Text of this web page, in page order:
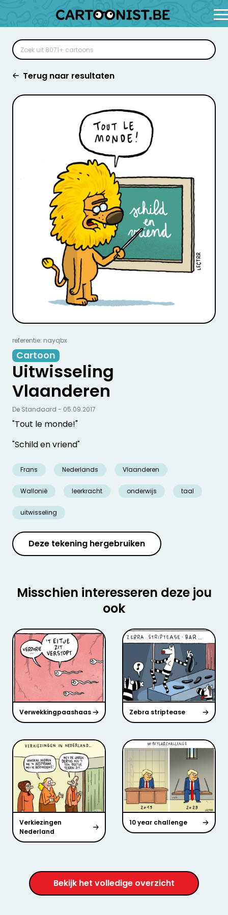
Terug naar resultaten
referentie: nayqbx
Cartoon
Uitwisseling
Vlaanderen
"Tout le monde!"
"Schild en vriend"
Frans Nederlands Vlaanderen
Wallonië leerkracht onderwijs taal
uitwisseling
De Standaard - 05.09.2017
Deze tekening hergebruiken
Misschien interesseren deze jou
ook
Verwekkingpaashaas Zebra striptease
Verkiezingen
Nederland
10 year challenge
Bekijk het volledige overzicht